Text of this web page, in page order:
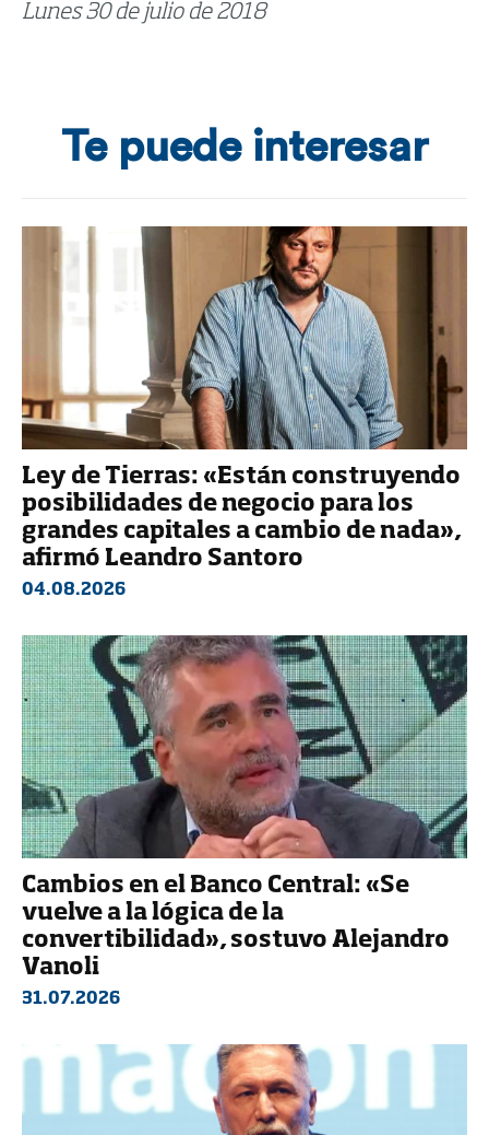
Lunes 30 de julio de 2018
Te puede interesar
Ley de Tierras: «Están construyendo
posibilidades de negocio para los
grandes capitales a cambio de nada»,
afirmó Leandro Santoro
04.08.2026
Cambios en el Banco Central: «Se
vuelve a la lógica de la
convertibilidad», sostuvo Alejandro
Vanoli
31.07.2026